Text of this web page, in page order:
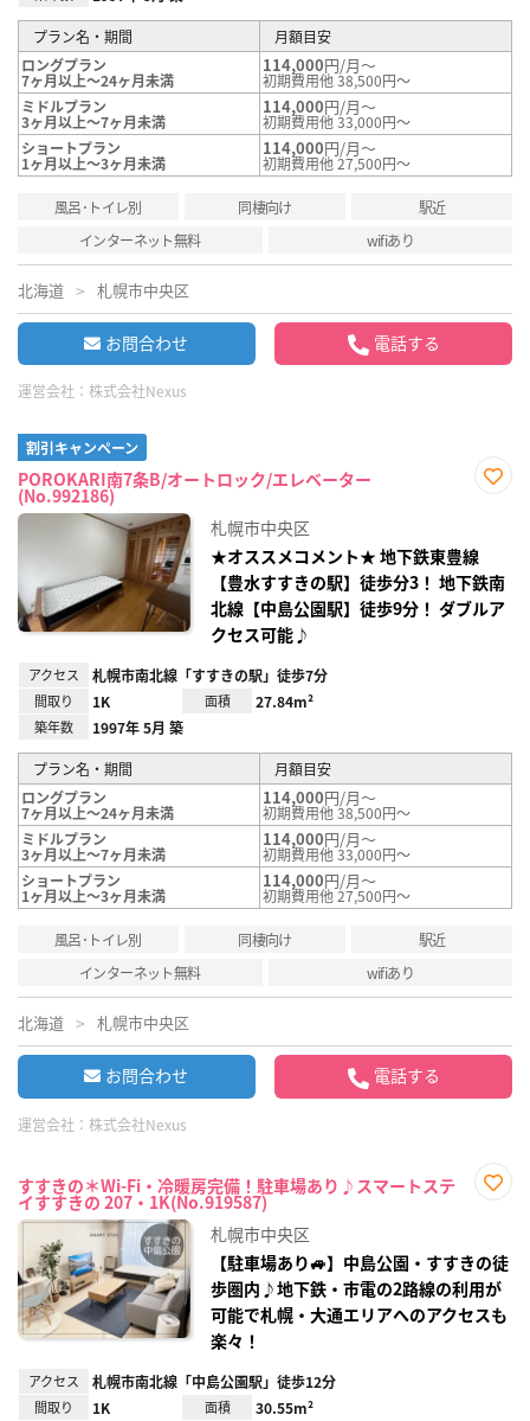
プラン名・期間
月額目安
ロングプラン
7ヶ月以上～24ヶ月未満
114,000円/月～
初期費用他 38,500円～
ミドルプラン
3ヶ月以上～7ヶ月未満
114,000円/月～
初期費用他 33,000円～
ショートプラン
1ヶ月以上～3ヶ月未満
114,000円/月～
初期費用他 27,500円～
風呂･トイレ別 同棲向け
駅近
インターネット無料
wifiあり
北海道 札幌市中央区
お問合わせ 電話する
運営会社： 株式会社Nexus
割引キャンペーン
POROKARI南7条B/オートロック/エレベーター
(No.992186)
録
札幌市中央区
★オススメコメント★ 地下鉄東豊線
【豊水すすきの駅】徒歩分3！ 地下鉄南
北線【中島公園駅】徒歩9分！ ダブルア
クセス可能♪
アクセス 札幌市南北線「すすきの駅」徒歩7分
間取り 1K 面積 27.84m²
築年数 1997年 5月 築
プラン名・期間
月額目安
ロングプラン
7ヶ月以上～24ヶ月未満
114,000円/月～
初期費用他 38,500円～
ミドルプラン
3ヶ月以上～7ヶ月未満
114,000円/月～
初期費用他 33,000円～
ショートプラン
1ヶ月以上～3ヶ月未満
114,000円/月～
初期費用他 27,500円～
風呂･トイレ別 同棲向け
駅近
インターネット無料
wifiあり
北海道 札幌市中央区
お問合わせ 電話する
運営会社： 株式会社Nexus
すすきの＊Wi-Fi・冷暖房完備！駐車場あり♪スマートステ
イすすきの 207・1K(No.919587)
録
札幌市中央区
【駐車場あり🚙】中島公園・すすきの徒
歩圏内♪地下鉄・市電の2路線の利用が
可能で札幌・大通エリアへのアクセスも
楽々！
アクセス 札幌市南北線「中島公園駅」徒歩12分
間取り 1K 面積 30.55m²